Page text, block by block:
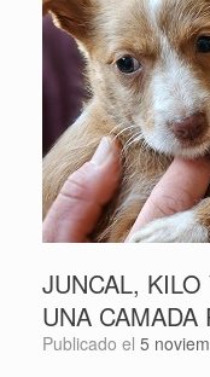
JUNCAL,
UNA
Publicado el 5